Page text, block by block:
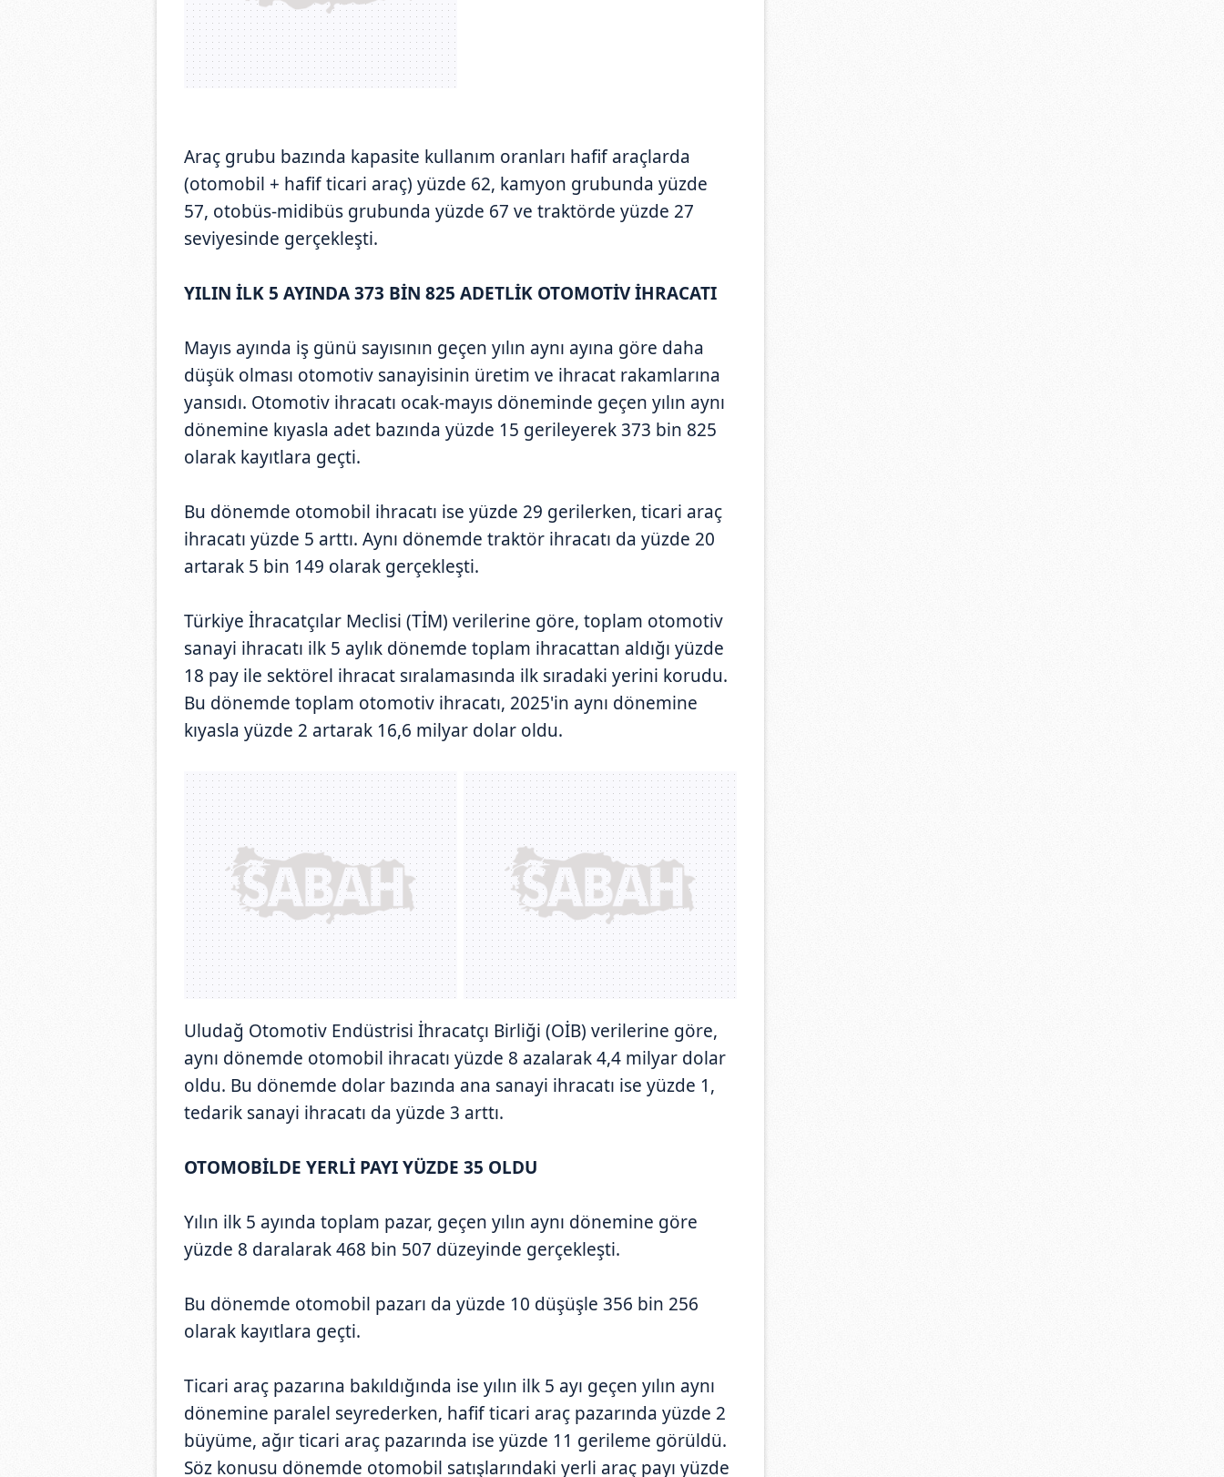
Araç grubu bazında kapasite kullanım oranları hafif araçlarda
(otomobil + hafif ticari araç) yüzde 62, kamyon grubunda yüzde
57, otobüs-midibüs grubunda yüzde 67 ve traktörde yüzde 27
seviyesinde gerçekleşti.
YILIN İLK 5 AYINDA 373 BİN 825 ADETLİK OTOMOTİV İHRACATI
Mayıs ayında iş günü sayısının geçen yılın aynı ayına göre daha
düşük olması otomotiv sanayisinin üretim ve ihracat rakamlarına
yansıdı. Otomotiv ihracatı ocak-mayıs döneminde geçen yılın aynı
dönemine kıyasla adet bazında yüzde 15 gerileyerek 373 bin 825
olarak kayıtlara geçti.
Bu dönemde otomobil ihracatı ise yüzde 29 gerilerken, ticari araç
ihracatı yüzde 5 arttı. Aynı dönemde traktör ihracatı da yüzde 20
artarak 5 bin 149 olarak gerçekleşti.
Türkiye İhracatçılar Meclisi (TİM) verilerine göre, toplam otomotiv
sanayi ihracatı ilk 5 aylık dönemde toplam ihracattan aldığı yüzde
18 pay ile sektörel ihracat sıralamasında ilk sıradaki yerini korudu.
Bu dönemde toplam otomotiv ihracatı, 2025'in aynı dönemine
kıyasla yüzde 2 artarak 16,6 milyar dolar oldu.
Uludağ Otomotiv Endüstrisi İhracatçı Birliği (OİB) verilerine göre,
aynı dönemde otomobil ihracatı yüzde 8 azalarak 4,4 milyar dolar
oldu. Bu dönemde dolar bazında ana sanayi ihracatı ise yüzde 1,
tedarik sanayi ihracatı da yüzde 3 arttı.
OTOMOBİLDE YERLİ PAYI YÜZDE 35 OLDU
Yılın ilk 5 ayında toplam pazar, geçen yılın aynı dönemine göre
yüzde 8 daralarak 468 bin 507 düzeyinde gerçekleşti.
Bu dönemde otomobil pazarı da yüzde 10 düşüşle 356 bin 256
olarak kayıtlara geçti.
Ticari araç pazarına bakıldığında ise yılın ilk 5 ayı geçen yılın aynı
dönemine paralel seyrederken, hafif ticari araç pazarında yüzde 2
büyüme, ağır ticari araç pazarında ise yüzde 11 gerileme görüldü.
Söz konusu dönemde otomobil satışlarındaki yerli araç payı yüzde